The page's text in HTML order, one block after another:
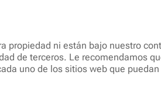
propiedad ni están bajo nuestro
de terceros. Le recomendamos
uno de los sitios web que